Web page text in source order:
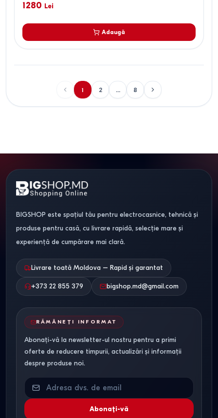
1280 Lei
Adaugă
1 2 ... 8
BIGSHOP este spațiul tău pentru electrocasnice, tehnică și
produse pentru casă, cu livrare rapidă, selecție mare și
experiență de cumpărare mai clară.
Livrare toată Moldova – Rapid și garantat
+373 22 855 379 bigshop.md@gmail.com
RĂMÂNEȚI INFORMAT
Abonați-vă la newsletter-ul nostru pentru a primi
oferte de reducere timpurii, actualizări și informații
despre produse noi.
Abonați-vă